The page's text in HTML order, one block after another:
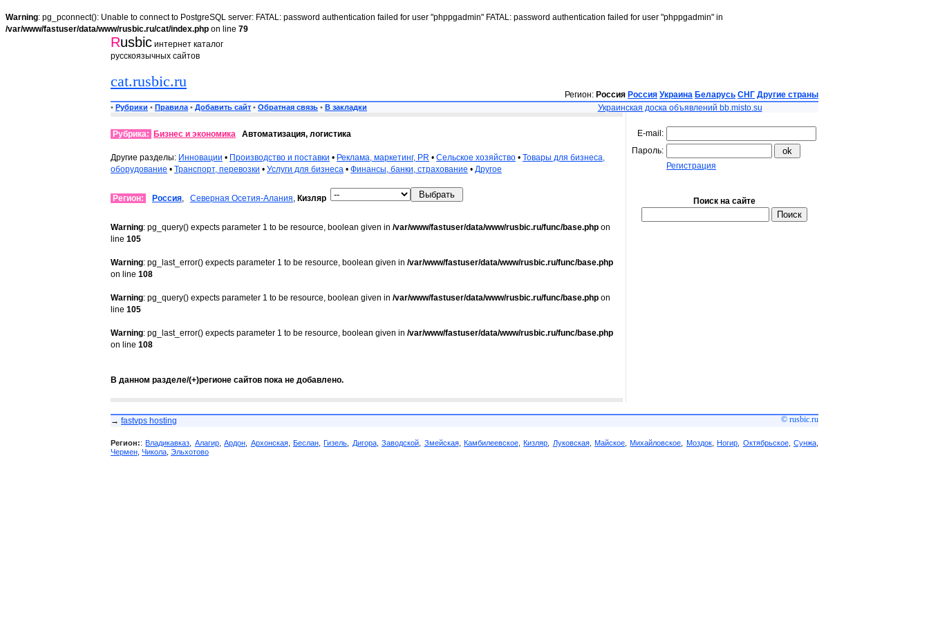
Warning: pg_pconnect(): Unable to connect to PostgreSQL server: FATAL: password authentication failed for user "phppgadmin" FATAL: password authentication failed for user "phppgadmin" in
/var/www/fastuser/data/www/rusbic.ru/cat/index.php on line 79
Rusbic интернет каталог
русскоязычных сайтов
cat.rusbic.ru
Регион: Россия Россия Украина Беларусь СНГ Другие страны
• Рубрики • Правила • Добавить сайт • Обратная связь • В закладки Украинская доска объявлений bb.misto.su
Рубрика: Бизнес и экономика Автоматизация, логистика
Другие разделы: Инновации • Производство и поставки • Реклама, маркетинг, PR • Сельское хозяйство • Товары для бизнеса,
оборудование • Транспорт, перевозки • Услуги для бизнеса • Финансы, банки, страхование • Другое
Регион: Россия, Северная Осетия-Алания, Кизляр
Warning: pg_query() expects parameter 1 to be resource, boolean given in /var/www/fastuser/data/www/rusbic.ru/func/base.php on
line 105
Warning: pg_last_error() expects parameter 1 to be resource, boolean given in /var/www/fastuser/data/www/rusbic.ru/func/base.php
on line 108
Warning: pg_query() expects parameter 1 to be resource, boolean given in /var/www/fastuser/data/www/rusbic.ru/func/base.php on
line 105
Warning: pg_last_error() expects parameter 1 to be resource, boolean given in /var/www/fastuser/data/www/rusbic.ru/func/base.php
on line 108
В данном разделе/(+)регионе сайтов пока не добавлено.
E-mail:
Пароль:
Регистрация
Поиск на сайте
→ fastvps hosting © rusbic.ru
Регион::Владикавказ Алагир,Ардон Архонская, Беслан,Гизель Дигора,Заводской Змейская, Камбилеевское,Кизляр Луковская,Майское ,Михайловское Моздок,Ногир Октябрьское,Сунжа
Чермен Чикола Эльхотово